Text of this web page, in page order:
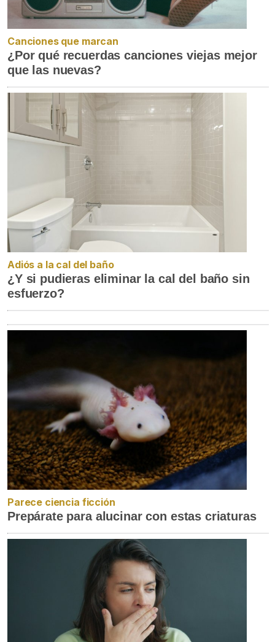
Canciones que marcan
¿Por qué recuerdas canciones viejas mejor
que las nuevas?
Adiós a la cal del baño
¿Y si pudieras eliminar la cal del baño sin
esfuerzo?
Parece ciencia ficción
Prepárate para alucinar con estas criaturas